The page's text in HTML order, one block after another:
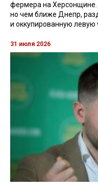
фермера на Херсонщине.
но чем ближе Днепр,
и оккупированную левую
31 июля 2026